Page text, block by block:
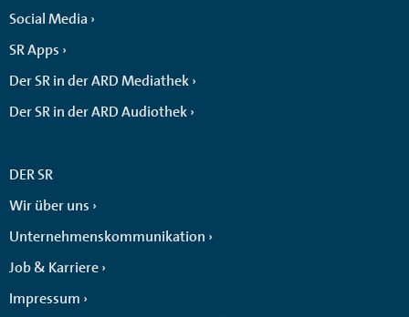
Social Media
SR Apps
Der SR in der ARD Mediathek
Der SR in der ARD Audiothek
DER SR
Wir über uns
Unternehmenskommunikation
Job & Karriere
Impressum